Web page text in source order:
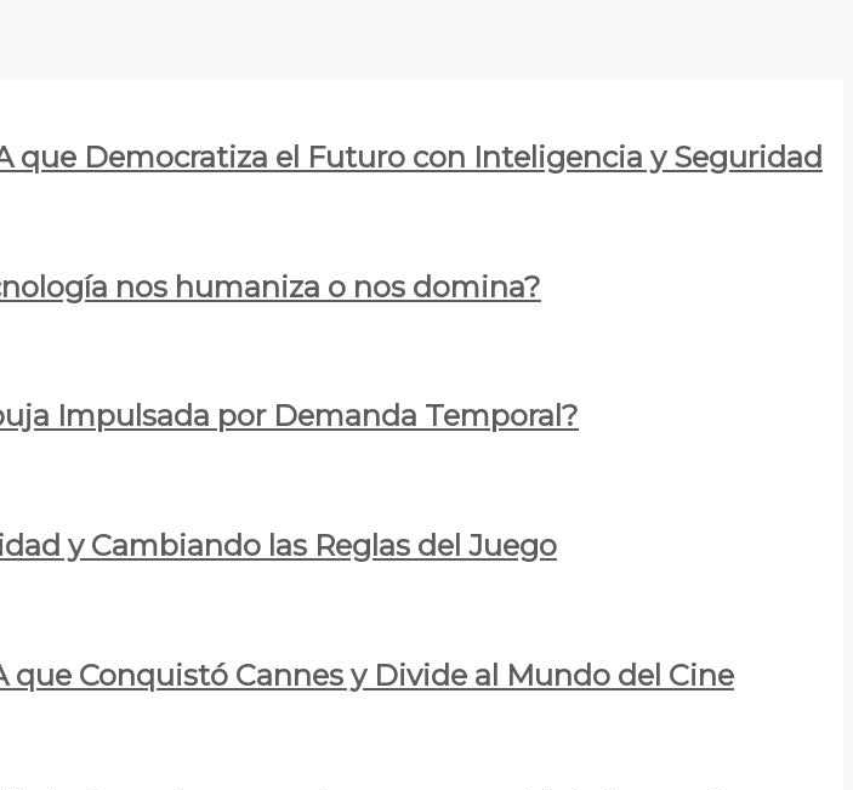
que Democratiza el Futuro con Inteligencia y Seguridad
nos humaniza o nos domina?
Impulsada por Demanda Temporal?
y Cambiando las Reglas del Juego
que Conquistó Cannes y Divide al Mundo del Cine